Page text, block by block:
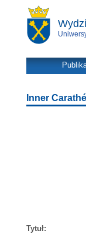
Inner
Tytuł: